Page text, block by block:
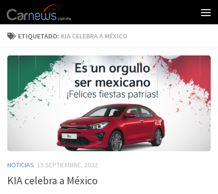
ETIQUETADO: KIA CELEBRA A MÉXICO
NOTICIAS 15 SEPTIEMBRE, 2022
KIA celebra a México